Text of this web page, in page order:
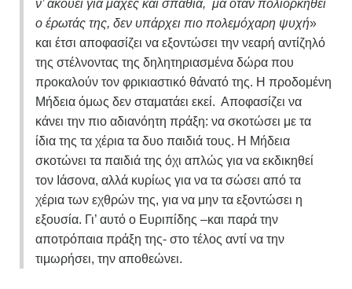
ν’ ακούει για μάχες και σπαθιά, μα όταν πολιορκηθεί
ο έρωτάς της, δεν υπάρχει πιο πολεμόχαρη ψυχή»
και έτσι αποφασίζει να εξοντώσει την νεαρή αντίζηλό
της στέλνοντας της δηλητηριασμένα δώρα που
προκαλούν τον φρικιαστικό θάνατό της. Η προδομένη
Μήδεια όμως δεν σταματάει εκεί. Αποφασίζει να
κάνει την πιο αδιανόητη πράξη: να σκοτώσει με τα
ίδια της τα χέρια τα δυο παιδιά τους. Η Μήδεια
σκοτώνει τα παιδιά της όχι απλώς για να εκδικηθεί
τον Ιάσονα, αλλά κυρίως για να τα σώσει από τα
χέρια των εχθρών της, για να μην τα εξοντώσει η
εξουσία. Γι’ αυτό ο Ευριπίδης –και παρά την
αποτρόπαια πράξη της- στο τέλος αντί να την
τιμωρήσει, την αποθεώνει.